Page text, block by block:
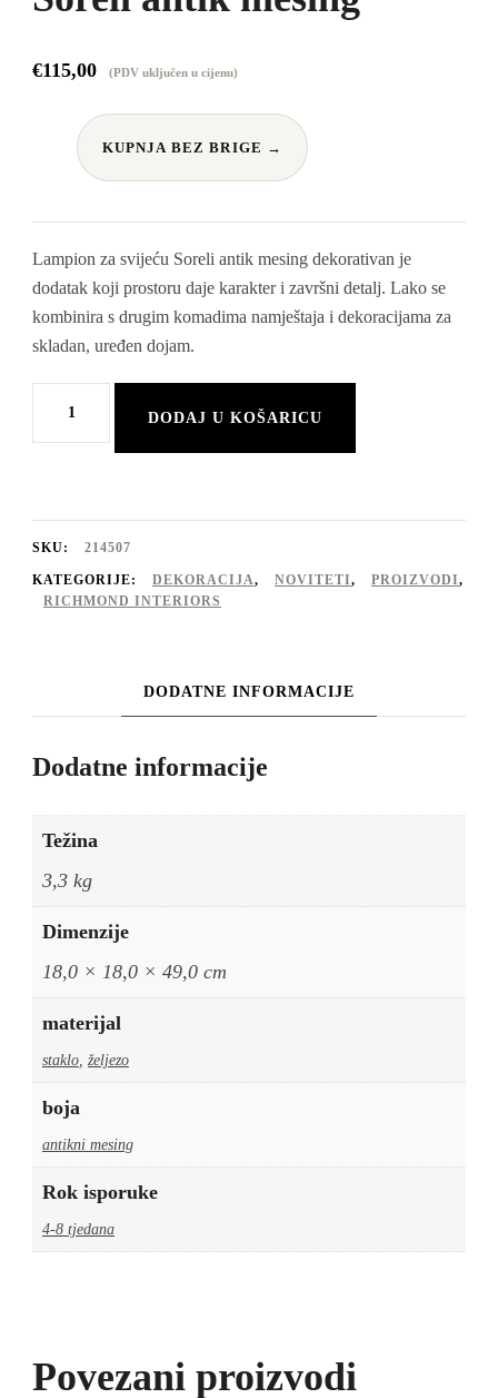
€115,00 (PDV uključen u cijenu)
KUPNJA BEZ BRIGE →
Lampion za svijeću Soreli antik mesing dekorativan je
dodatak koji prostoru daje karakter i završni detalj. Lako se
kombinira s drugim komadima namještaja i dekoracijama za
skladan, uređen dojam.
za
antik
mesing
DODAJ U KOŠARICU
SKU: 214507
KATEGORIJE: DEKORACIJA, NOVITETI, PROIZVODI,
RICHMOND INTERIORS
DODATNE INFORMACIJE
Dodatne informacije
Težina
3,3 kg
Dimenzije
18,0 × 18,0 × 49,0 cm
materijal
staklo željezo
boja
antikni mesing
Rok isporuke
4-8 tjedana
Povezani proizvodi